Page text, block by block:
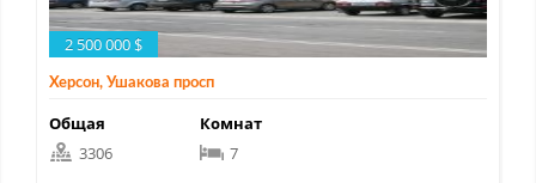
2 500 000 $
Херсон, Ушакова просп
Общая
3306
Комнат
7